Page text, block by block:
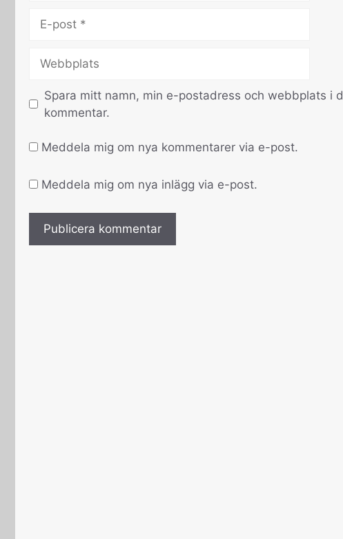
post
Spara mitt namn, min e-postadress och webbplats i
kommentar.
Meddela mig om nya kommentarer via e-post.
Meddela mig om nya inlägg via e-post.